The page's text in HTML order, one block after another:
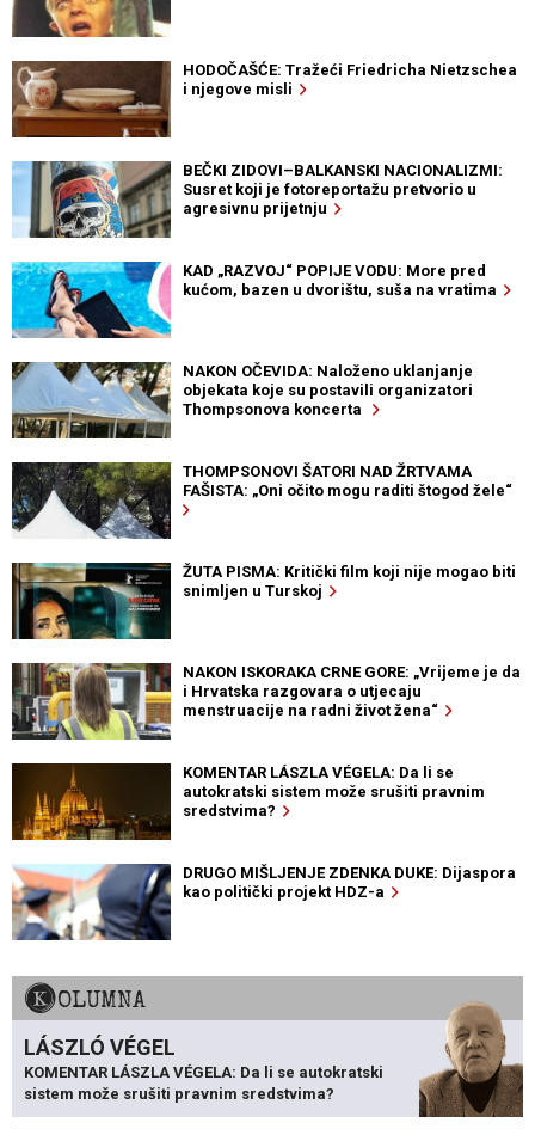
HODOČAŠĆE: Tražeći Friedricha Nietzschea
i njegove misli
BEČKI ZIDOVI–BALKANSKI NACIONALIZMI:
Susret koji je fotoreportažu pretvorio u
agresivnu prijetnju
KAD „RAZVOJ“ POPIJE VODU: More pred
kućom, bazen u dvorištu, suša na vratima
NAKON OČEVIDA: Naloženo uklanjanje
objekata koje su postavili organizatori
Thompsonova koncerta
THOMPSONOVI ŠATORI NAD ŽRTVAMA
FAŠISTA: „Oni očito mogu raditi štogod žele“
ŽUTA PISMA: Kritički film koji nije mogao biti
snimljen u Turskoj
NAKON ISKORAKA CRNE GORE: „Vrijeme je da
i Hrvatska razgovara o utjecaju
menstruacije na radni život žena“
KOMENTAR LÁSZLA VÉGELA: Da li se
autokratski sistem može srušiti pravnim
sredstvima?
DRUGO MIŠLJENJE ZDENKA DUKE: Dijaspora
kao politički projekt HDZ-a
KOLUMNA
LÁSZLÓ VÉGEL
KOMENTAR LÁSZLA VÉGELA: Da li se autokratski
sistem može srušiti pravnim sredstvima?